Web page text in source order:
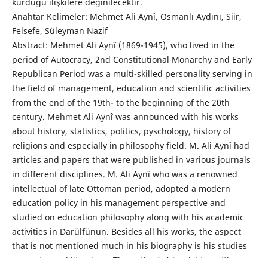
Anahtar Kelimeler: Mehmet Ali Aynî, Osmanlı Aydını, Şiir,
Felsefe, Süleyman Nazif
Abstract: Mehmet Ali Aynî (1869-1945), who lived in the
period of Autocracy, 2nd Constitutional Monarchy and Early
Republican Period was a multi-skilled personality serving in
the field of management, education and scientific activities
from the end of the 19th- to the beginning of the 20th
century. Mehmet Ali Aynî was announced with his works
about history, statistics, politics, pyschology, history of
religions and especially in philosophy field. M. Ali Aynî had
articles and papers that were published in various journals
in different disciplines. M. Ali Aynî who was a renowned
intellectual of late Ottoman period, adopted a modern
education policy in his management perspective and
studied on education philosophy along with his academic
activities in Darülfünun. Besides all his works, the aspect
that is not mentioned much in his biography is his studies